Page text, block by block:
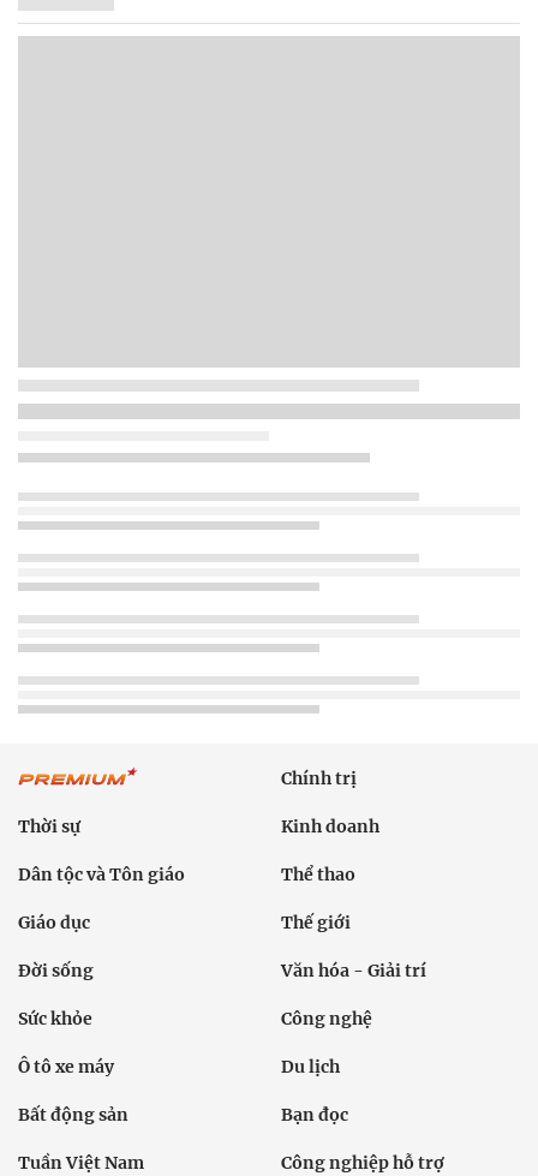
Chính trị
Thời sự Kinh doanh
Dân tộc và Tôn giáo Thể thao
Giáo dục Thế giới
Đời sống Văn hóa - Giải trí
Sức khỏe Công nghệ
Ô tô xe máy Du lịch
Bất động sản Bạn đọc
Tuần Việt Nam Công nghiệp hỗ trợ